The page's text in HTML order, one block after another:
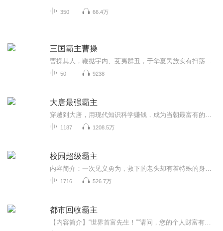
350 66.4万
三国霸主曹操
50 9238
大唐最强霸主
1187 1208.5万
校园超级霸主
1716 526.7万
都市回收霸主